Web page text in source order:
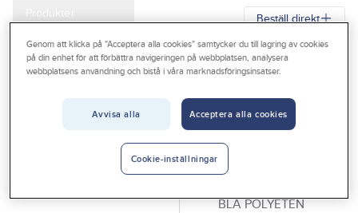
Produkter
Kampanjer
Outlet
Beställ direkt
Gelia Produkter Personligt skydd Kläder
Korttidsplagg
Korttidsförkläde
polyeten
BLÅ POLYETEN
Genom att klicka på "Acceptera alla cookies" samtycker du till lagring av cookies
på din enhet för att förbättra navigeringen på webbplatsen, analysera
webbplatsens användning och bistå i våra marknadsföringsinsatser.
Avvisa alla Acceptera alla cookies
Cookie-inställningar